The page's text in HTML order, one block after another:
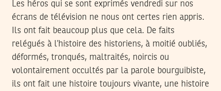
Les héros qui se sont exprimés vendredi sur nos
écrans de télévision ne nous ont certes rien appris.
Ils ont fait beaucoup plus que cela. De faits
relégués à l’histoire des historiens, à moitié oubliés,
déformés, tronqués, maltraités, noircis ou
volontairement occultés par la parole bourguibiste,
ils ont fait une histoire toujours vivante, une histoire